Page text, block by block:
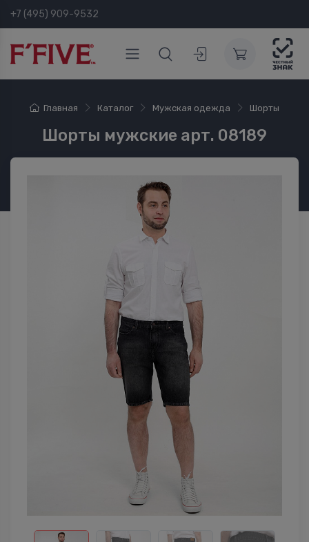
+7 (495) 909-9532
Главная Каталог Мужская одежда Шорты
Шорты мужские арт. 08189